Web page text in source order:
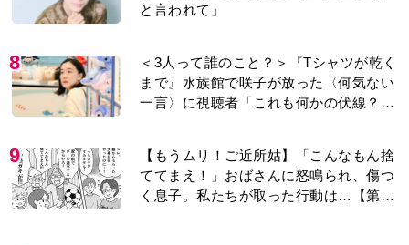
と言われて」
8
＜3人って誰のこと？＞『Tシャツが乾く
まで』水族館で咲子が放った〈何気ない
一言〉に視聴者「これも何かの伏線？」
9
【もうムリ！ご近所姑】「こんなもん捨
ててまえ！」おばさんに怒鳴られ、傷つ
く息子。私たちが取った行動は…【第3